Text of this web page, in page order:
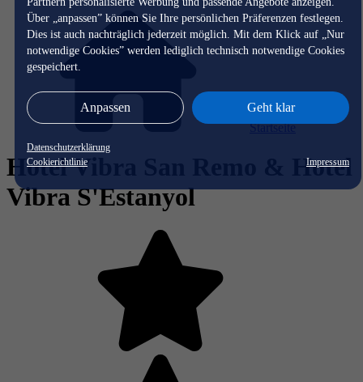
Über „anpassen” können Sie Ihre persönlichen Präferenzen festlegen.
Dies ist auch nachträglich jederzeit möglich. Mit dem Klick auf „Nur
notwendige Cookies” werden lediglich technisch notwendige Cookies
gespeichert.
Anpassen Geht klar
Datenschutzerklärung
Cookierichtlinie
Impressum
Startseite
Hotel Vibra San Remo & Hotel
Vibra S'Estanyol